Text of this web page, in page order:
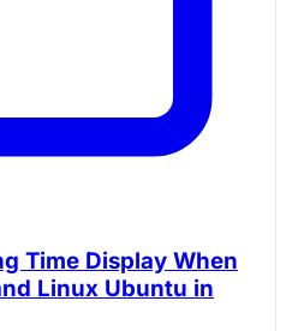
Time Display When
Linux Ubuntu in